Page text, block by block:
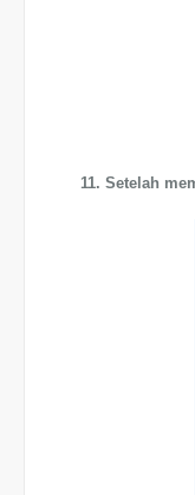
11. Setelah